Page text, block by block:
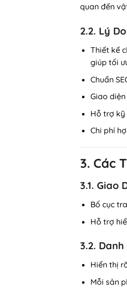
quan đến
2.2. Lý
Thiết kế
giúp tối
Chuẩn
Giao
Hỗ trợ
Chi phí
3. Các
3.1. Giao
Bố cục
Hỗ trợ
3.2.
Hiển thị
Mỗi sản